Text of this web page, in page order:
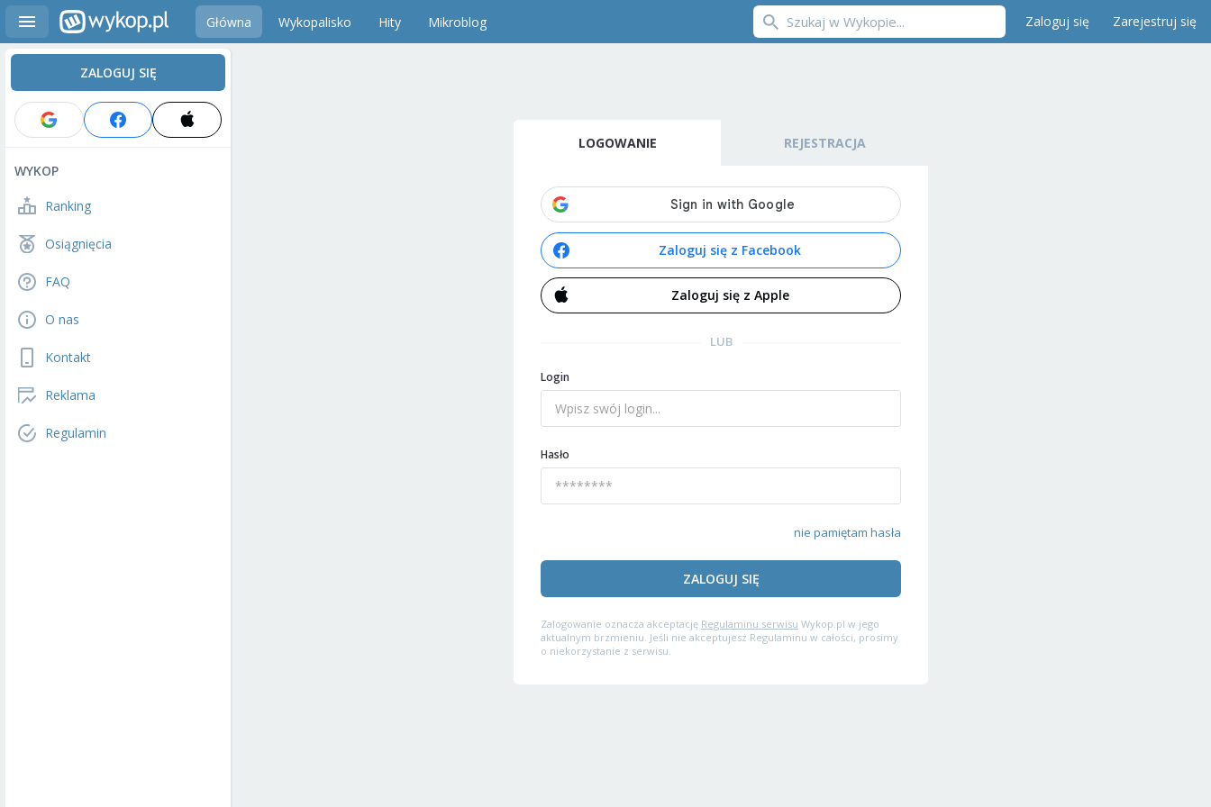
Główna Wykopalisko Hity Mikroblog Zaloguj się Zarejestruj się
ZALOGUJ SIĘ
WYKOP
Ranking
Osiągnięcia
FAQ
O nas
Kontakt
Reklama
Regulamin
LOGOWANIE REJESTRACJA
Zaloguj się z Facebook
Zaloguj się z Apple
LUB
Login
Hasło
nie pamiętam hasła
ZALOGUJ SIĘ
Zalogowanie oznacza akceptację Regulaminu serwisu Wykop.pl w jego
aktualnym brzmieniu. Jeśli nie akceptujesz Regulaminu w całości, prosimy
o niekorzystanie z serwisu.